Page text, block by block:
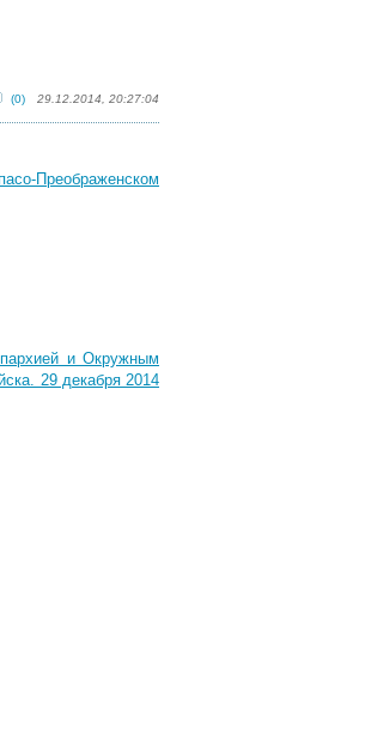
(0) 29.12.2014, 20:27:04
Преображенском
и Окружным
29 декабря 2014